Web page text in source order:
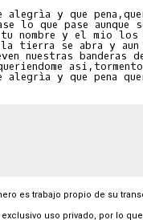
alegrìa y que
lo que pase aunque
tu nombre y el mio
la tierra se abra y
nuestras
es trabajo propio de su
exclusivo uso privado, por lo